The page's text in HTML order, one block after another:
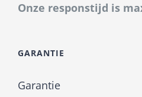
Onze responstijd is
GARANTIE
Garantie